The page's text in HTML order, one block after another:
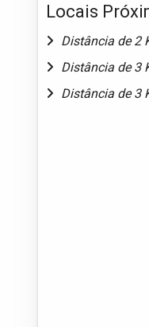
Locais
Distância de 2
Distância de 3
Distância de 3